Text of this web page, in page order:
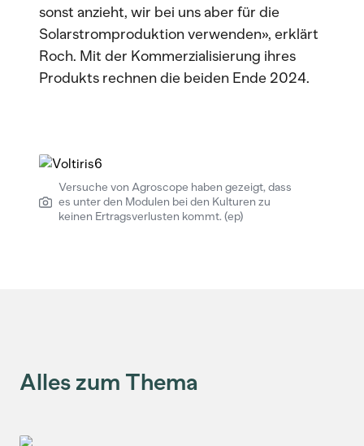
sonst anzieht, wir bei uns aber für die
Solarstromproduktion verwenden», erklärt
Roch. Mit der Kommerzialisierung ihres
Produkts rechnen die beiden Ende 2024.
Versuche von Agroscope haben gezeigt, dass
es unter den Modulen bei den Kulturen zu
keinen Ertragsverlusten kommt. (ep)
Alles zum Thema